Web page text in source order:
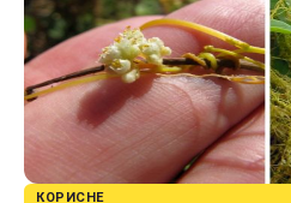
КОРИСНЕ